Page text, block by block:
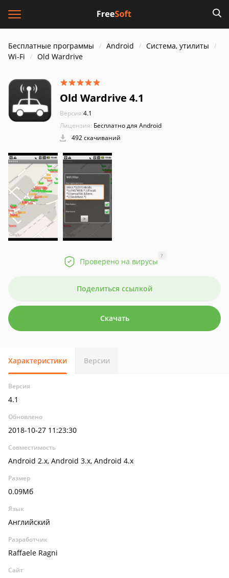
Бесплатные программы Android
Система, утилиты
Wi-Fi
Old Wardrive
Old Wardrive 4.1
Версия:4.1
Лицензия: Бесплатно для Android
492 скачиваний
Проверено на вирусы
?
Поделиться ссылкой
Скачать
Характеристики Версии
Версия
4.1
Обновлено
2018-10-27 11:23:30
Совместимость
Android 2.x, Android 3.x, Android 4.x
Размер
0.09Мб
Язык
Английский
Разработчик
Raffaele Ragni
Сайт